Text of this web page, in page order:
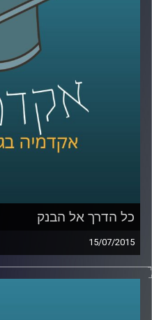
כל הדרך אל הבנק
15/07/2015
נדין בודו טרכטנברג,